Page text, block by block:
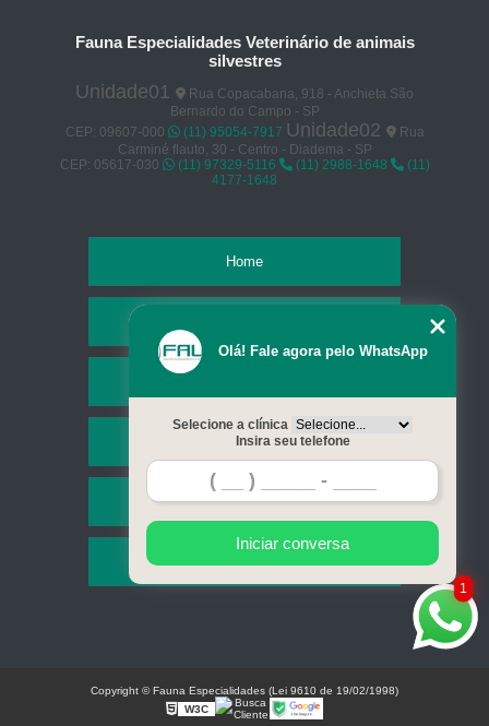
Fauna Especialidades Veterinário de animais
silvestres
Unidade01
Rua Copacabana, 918 - Anchieta São
Bernardo do Campo - SP
CEP: 09607-000
(11) 95054-7917 Unidade02
Rua
Carminé flauto, 30 - Centro - Diadema - SP
CEP: 05617-030
(11) 97329-5116 (11) 2988-1648
(11)
4177-1648
Home
Serviços
Contato
Mapa do site
1
Olá! Fale agora pelo WhatsApp
Selecione a clínica
Insira seu telefone
Iniciar conversa
Copyright © Fauna Especialidades (Lei 9610 de 19/02/1998)
W3C